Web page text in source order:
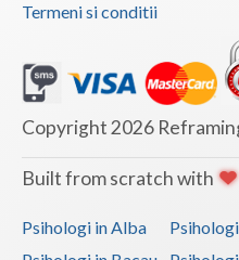
Termeni si conditii
Copyright 2026
Built from scratch with
Psihologi in Alba